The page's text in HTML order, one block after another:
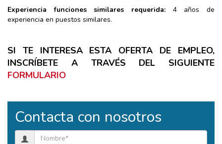
Experiencia funciones similares requerida: 4 años de
experiencia en puestos similares.
SI TE INTERESA ESTA OFERTA DE EMPLEO,
INSCRÍBETE A TRAVÉS DEL SIGUIENTE
FORMULARIO
Contacta con nosotros